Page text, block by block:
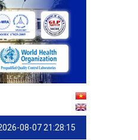
08-07 21:28:15